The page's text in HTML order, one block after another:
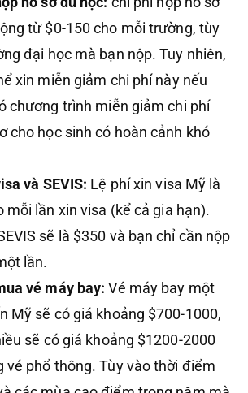
từ $0-150 cho mỗi trường, tùy
đại học mà bạn nộp. Tuy nhiên,
xin miễn giảm chi phí này nếu
chương trình miễn giảm chi phí
cho học sinh có hoàn cảnh khó
và SEVIS: Lệ phí xin visa Mỹ là
mỗi lần xin visa (kể cả gia hạn).
sẽ là $350 và bạn chỉ cần nộp
lần.
vé máy bay: Vé máy bay một
Mỹ sẽ có giá khoảng $700-1000,
sẽ có giá khoảng $1200-2000
vé phổ thông. Tùy vào thời điểm